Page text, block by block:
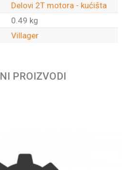
Delovi 2T motora - kućišta
0.49 kg
Villager
PROIZVODI